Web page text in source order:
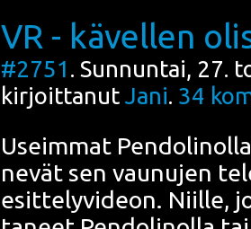
VR - kävellen
#2751 . Sunnuntai, 27.
kirjoittanut Jani. 34
Useim­mat Pen­do­li­nol­la
ne­vät sen vau­nu­jen
esit­te­ly­vi­deon. Niil­le,